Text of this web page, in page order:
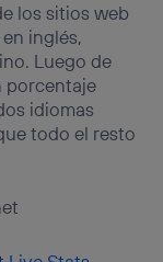
los sitios web
inglés,
Luego de
porcentaje
idiomas
todo el resto